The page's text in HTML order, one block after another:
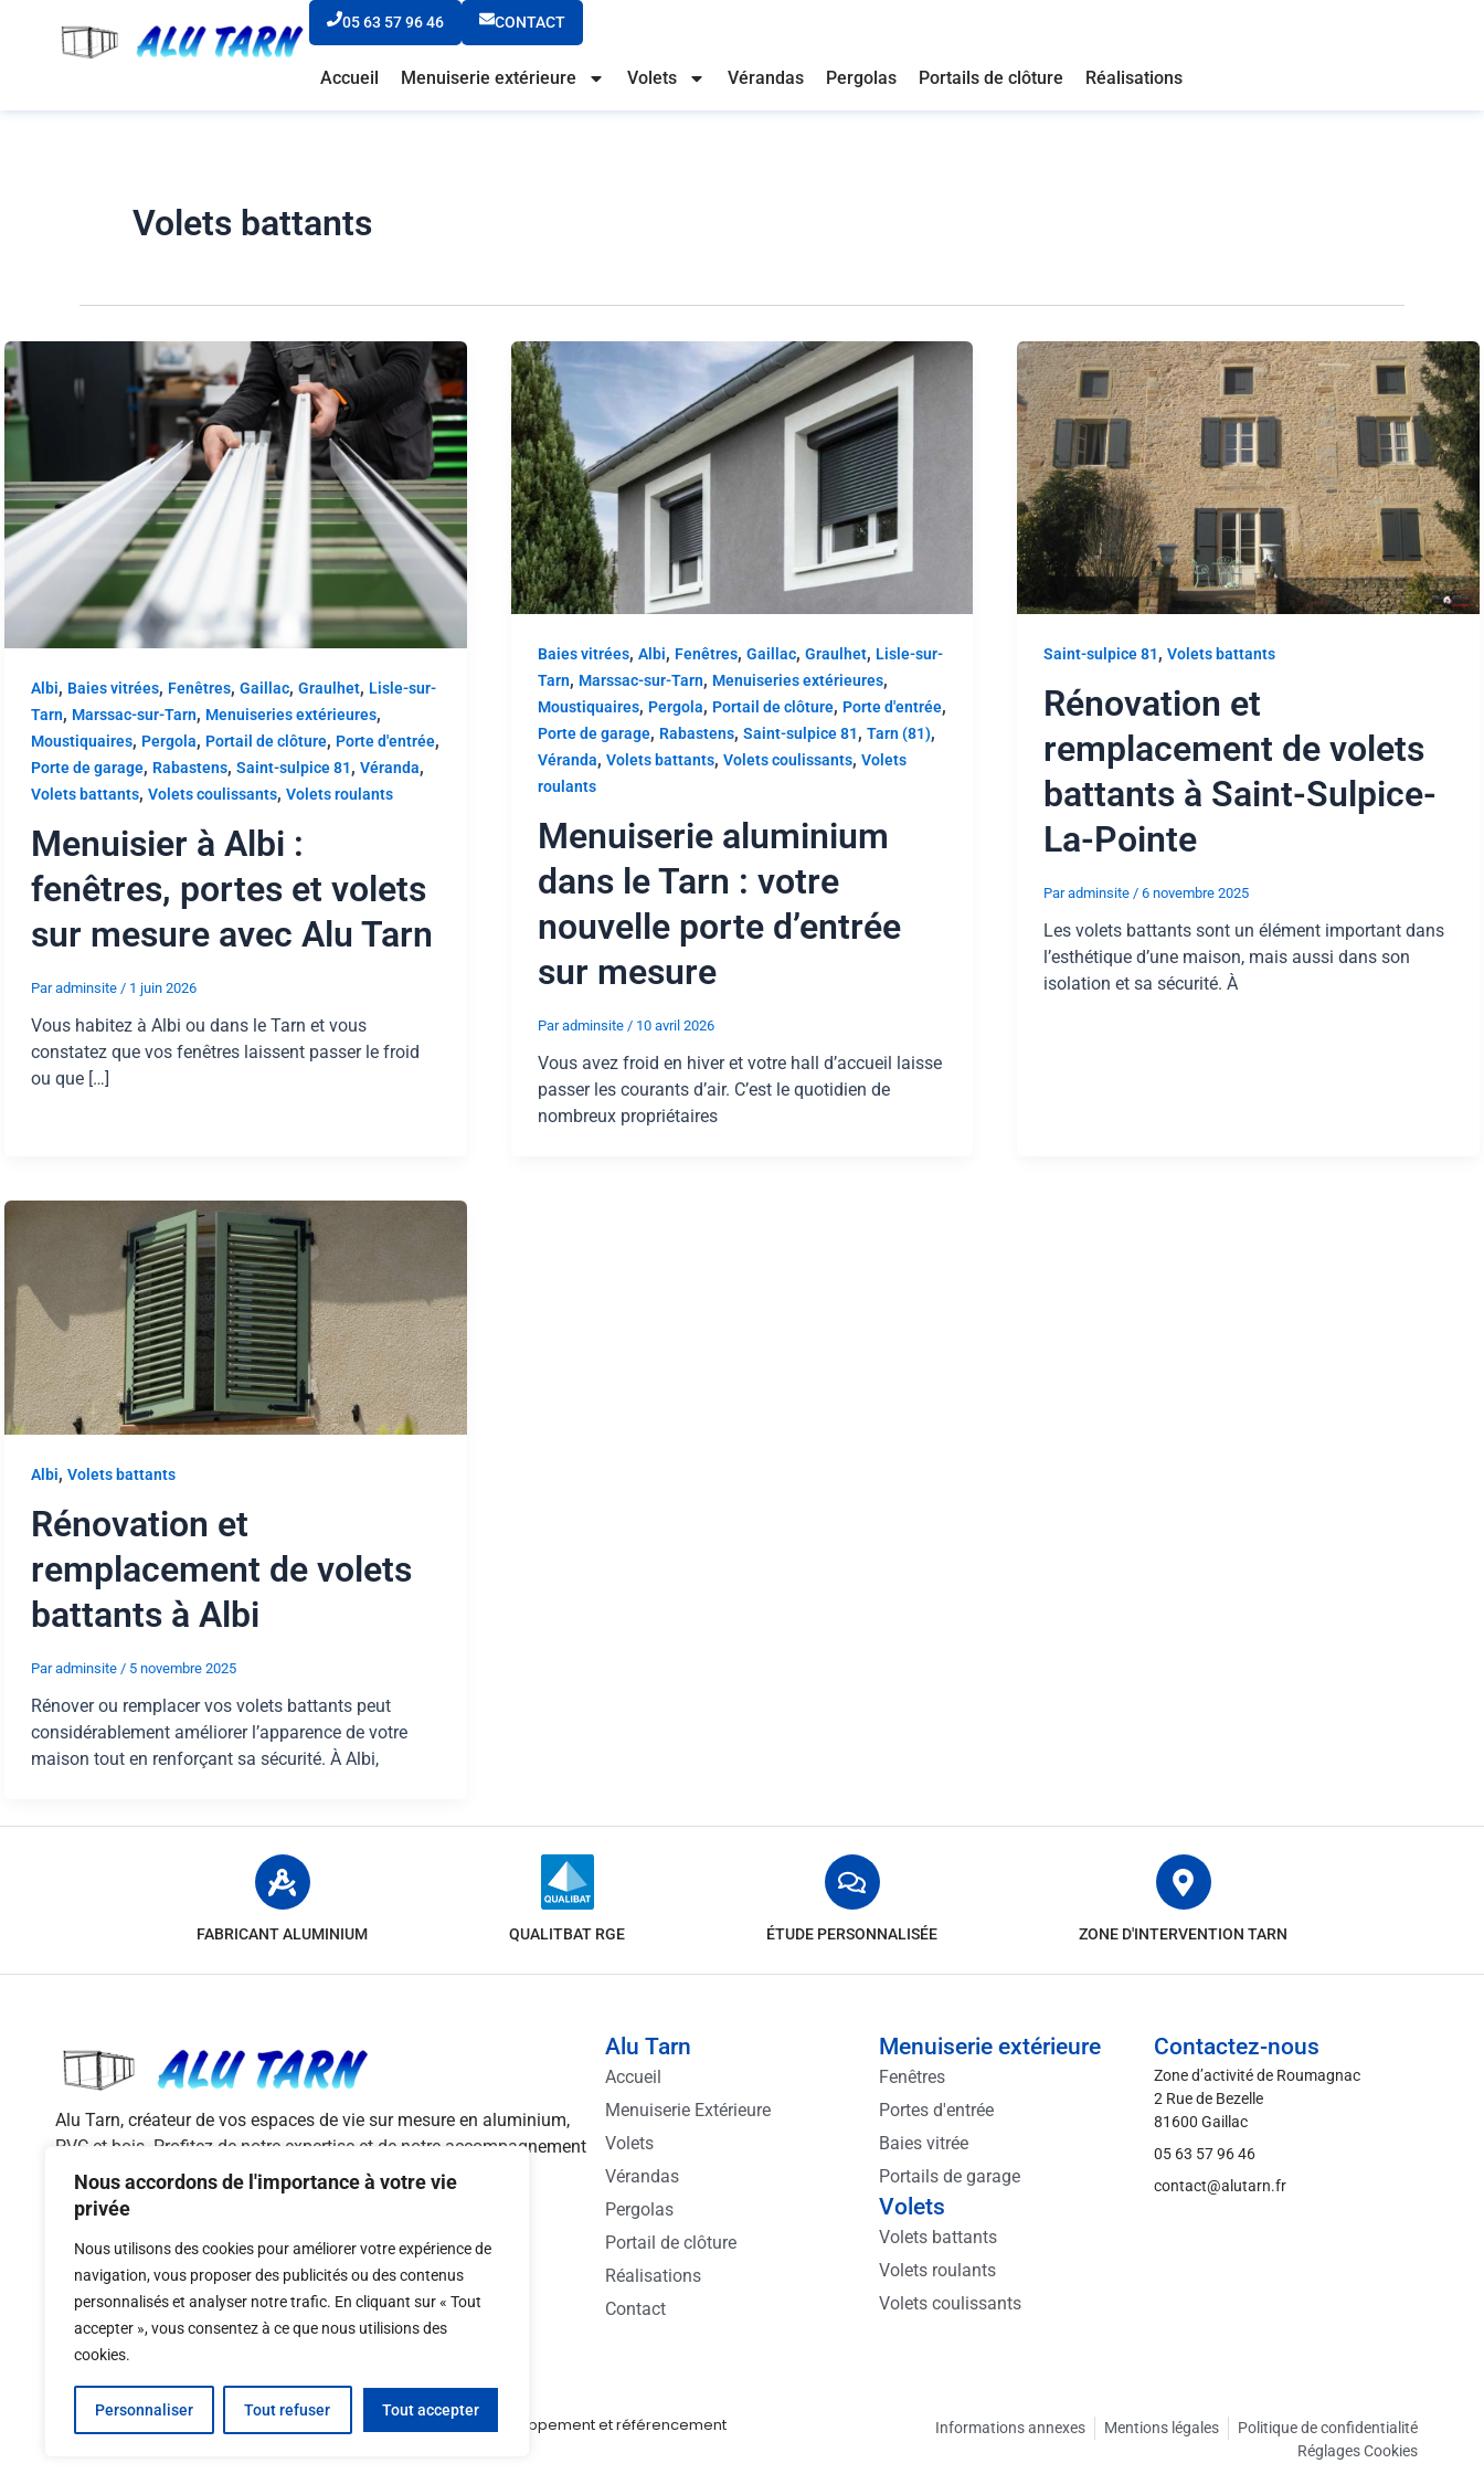
Nous accordons de l'importance à votre vie
privée
Nous utilisons des cookies pour améliorer votre expérience de
navigation, vous proposer des publicités ou des contenus
personnalisés et analyser notre trafic. En cliquant sur « Tout
accepter », vous consentez à ce que nous utilisions des
cookies.
Personnaliser Tout refuser Tout accepter
05 63 57 96 46 CONTACT
Accueil Menuiserie extérieure Volets Vérandas Pergolas Portails de clôture Réalisations
Volets battants
Albi, Baies vitrées, Fenêtres, Gaillac, Graulhet, Lisle-sur-
Tarn, Marssac-sur-Tarn, Menuiseries extérieures,
Moustiquaires, Pergola, Portail de clôture, Porte d'entrée,
Porte de garage, Rabastens, Saint-sulpice 81, Véranda,
Volets battants, Volets coulissants, Volets roulants
Menuisier à Albi :
fenêtres, portes et volets
sur mesure avec Alu Tarn
Paradminsite / 1 juin 2026
Vous habitez à Albi ou dans le Tarn et vous
constatez que vos fenêtres laissent passer le froid
ou que […]
Baies vitrées, Albi, Fenêtres, Gaillac, Graulhet, Lisle-sur-
Tarn, Marssac-sur-Tarn, Menuiseries extérieures,
Moustiquaires, Pergola, Portail de clôture, Porte d'entrée,
Porte de garage, Rabastens, Saint-sulpice 81, Tarn (81),
Véranda, Volets battants, Volets coulissants, Volets
roulants
Menuiserie aluminium
dans le Tarn : votre
nouvelle porte d’entrée
sur mesure
Paradminsite / 10 avril 2026
Vous avez froid en hiver et votre hall d’accueil laisse
passer les courants d’air. C’est le quotidien de
nombreux propriétaires
Saint-sulpice 81,Volets battants
Rénovation et
remplacement de volets
battants à Saint-Sulpice-
La-Pointe
Paradminsite/6 novembre 2025
Les volets battants sont un élément important dans
l’esthétique d’une maison, mais aussi dans son
isolation et sa sécurité. À
Albi, Volets battants
Rénovation et
remplacement de volets
battants à Albi
Paradminsite / 5 novembre 2025
Rénover ou remplacer vos volets battants peut
considérablement améliorer l’apparence de votre
maison tout en renforçant sa sécurité. À Albi,
FABRICANT ALUMINIUM QUALITBAT RGE ÉTUDE PERSONNALISÉE ZONE D'INTERVENTION TARN
Alu Tarn, créateur de vos espaces de vie sur mesure en aluminium,
PVC et bois. Profitez de notre expertise et de notre accompagnement
pour des menuiseries de qualité et adaptées à vos besoins.
AVIS GOOGLE
i
k
e
d
Alu Tarn
Accueil
Menuiserie Extérieure
Volets
Vérandas
Pergolas
Portail de clôture
Réalisations
Contact
Menuiserie extérieure
Fenêtres
Portes d'entrée
Baies vitrée
Portails de garage
Volets
Volets battants
Volets roulants
Volets coulissants
Contactez-nous
Zone d’activité de Roumagnac
2 Rue de Bezelle
81600 Gaillac
05 63 57 96 46
contact@alutarn.fr
© 2026 Digital-i – Tous droits réservés. Conception, développement et référencement
Informations annexes Mentions légales
Politique de confidentialité
Réglages Cookies